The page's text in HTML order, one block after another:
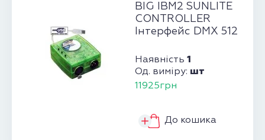
BIG IBM2 SUNLITE
CONTROLLER
Інтерфейс DMX 512
Наявність 1
Од. виміру: шт
11925грн
До кошика